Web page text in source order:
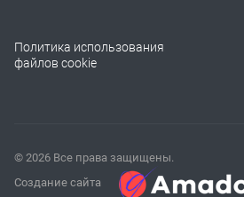
Политика использования
файлов cookie
© 2026 Все права защищены.
Создание сайта